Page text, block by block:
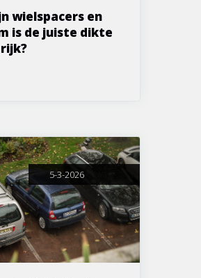
wielspacers en
is de juiste dikte
5-3-2026